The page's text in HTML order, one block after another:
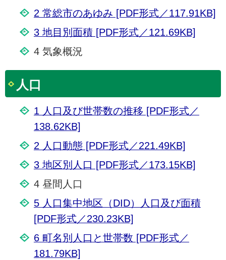
2 常総市のあゆみ [PDF形式／117.91KB]
3 地目別面積 [PDF形式／121.69KB]
4 気象概況
人口
1 人口及び世帯数の推移 [PDF形式／
138.62KB]
2 人口動態 [PDF形式／221.49KB]
3 地区別人口 [PDF形式／173.15KB]
4 昼間人口
5 人口集中地区（DID）人口及び面積
[PDF形式／230.23KB]
6 町名別人口と世帯数 [PDF形式／
181.79KB]